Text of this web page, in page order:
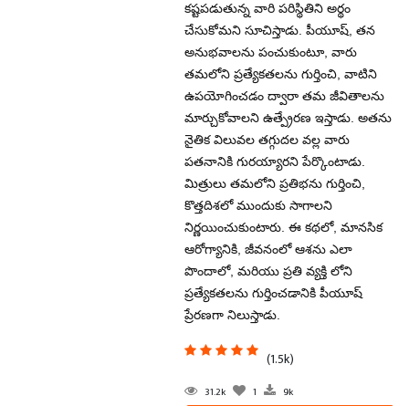
కష్టపడుతున్న వారి పరిస్థితిని అర్థం
చేసుకోమని సూచిస్తాడు. పీయూష్, తన
అనుభవాలను పంచుకుంటూ, వారు
తమలోని ప్రత్యేకతలను గుర్తించి, వాటిని
ఉపయోగించడం ద్వారా తమ జీవితాలను
మార్చుకోవాలని ఉత్ప్రేరణ ఇస్తాడు. అతను
నైతిక విలువల తగ్గుదల వల్ల వారు
పతనానికి గురయ్యారని పేర్కొంటాడు.
మిత్రులు తమలోని ప్రతిభను గుర్తించి,
కొత్తదిశలో ముందుకు సాగాలని
నిర్ణయించుకుంటారు. ఈ కథలో, మానసిక
ఆరోగ్యానికి, జీవనంలో ఆశను ఎలా
పొందాలో, మరియు ప్రతి వ్యక్తి లోని
ప్రత్యేకతలను గుర్తించడానికి పీయూష్
ప్రేరణగా నిలుస్తాడు.
(1.5k)
31.2k 1 9k